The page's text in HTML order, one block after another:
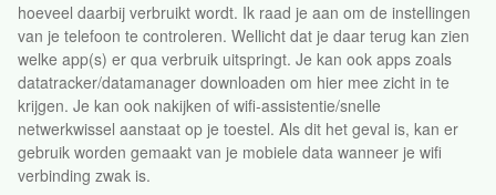
hoeveel daarbij verbruikt wordt. Ik raad je aan om de instellingen
van je telefoon te controleren. Wellicht dat je daar terug kan zien
welke app(s) er qua verbruik uitspringt. Je kan ook apps zoals
datatracker/datamanager downloaden om hier mee zicht in te
krijgen. Je kan ook nakijken of wifi-assistentie/snelle
netwerkwissel aanstaat op je toestel. Als dit het geval is, kan er
gebruik worden gemaakt van je mobiele data wanneer je wifi
verbinding zwak is.